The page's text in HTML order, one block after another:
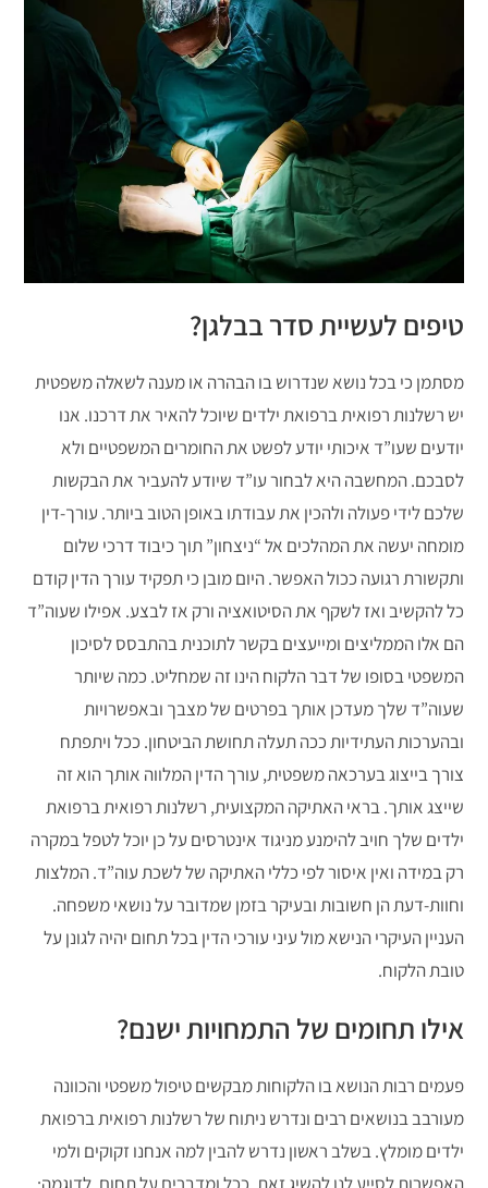
טיפים לעשיית סדר בבלגן?
מסתמן כי בכל נושא שנדרוש בו הבהרה או מענה לשאלה משפטית
יש רשלנות רפואית ברפואת ילדים שיוכל להאיר את דרכנו. אנו
יודעים שעו”ד איכותי יודע לפשט את החומרים המשפטיים ולא
לסבכם. המחשבה היא לבחור עו”ד שיודע להעביר את הבקשות
שלכם לידי פעולה ולהכין את עבודתו באופן הטוב ביותר. עורך-דין
מומחה יעשה את המהלכים אל “ניצחון” תוך כיבוד דרכי שלום
ותקשורת רגועה ככול האפשר. היום מובן כי תפקיד עורך הדין קודם
כל להקשיב ואז לשקף את הסיטואציה ורק אז לבצע. אפילו שעוה”ד
הם אלו הממליצים ומייעצים בקשר לתוכנית בהתבסס לסיכון
המשפטי בסופו של דבר הלקוח הינו זה שמחליט. כמה שיותר
שעוה”ד שלך מעדכן אותך בפרטים של מצבך ובאפשרויות
ובהערכות העתידיות ככה תעלה תחושת הביטחון. ככל ויתפתח
צורך בייצוג בערכאה משפטית, עורך הדין המלווה אותך הוא זה
שייצג אותך. בראי האתיקה המקצועית, רשלנות רפואית ברפואת
ילדים שלך חויב להימנע מניגוד אינטרסים על כן יוכל לטפל במקרה
רק במידה ואין איסור לפי כללי האתיקה של לשכת עוה”ד. המלצות
וחוות-דעת הן חשובות ובעיקר בזמן שמדובר על נושאי משפחה.
העניין העיקרי הנישא מול עיני עורכי הדין בכל תחום יהיה לגונן על
טובת הלקוח.
אילו תחומים של התמחויות ישנם?
פעמים רבות הנושא בו הלקוחות מבקשים טיפול משפטי והכוונה
מעורבב בנושאים רבים ונדרש ניתוח של רשלנות רפואית ברפואת
ילדים מומלץ. בשלב ראשון נדרש להבין למה אנחנו זקוקים ולמי